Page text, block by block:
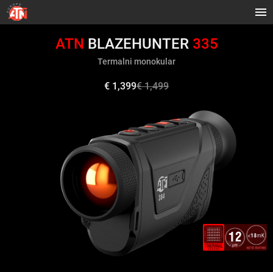
ATN BLAZEHUNTER 335
Termalni monokular
€ 1,399€ 1,499